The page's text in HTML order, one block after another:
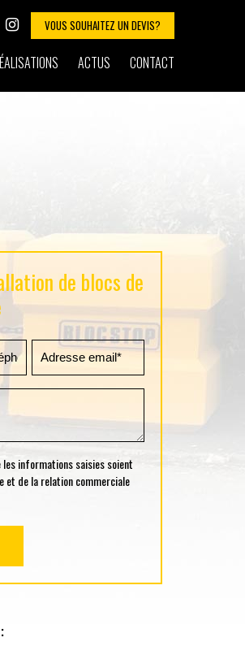
VOUS SOUHAITEZ UN DEVIS?
ACTUS CONTACT
de blocs de
informations saisies soient
et de la relation commerciale